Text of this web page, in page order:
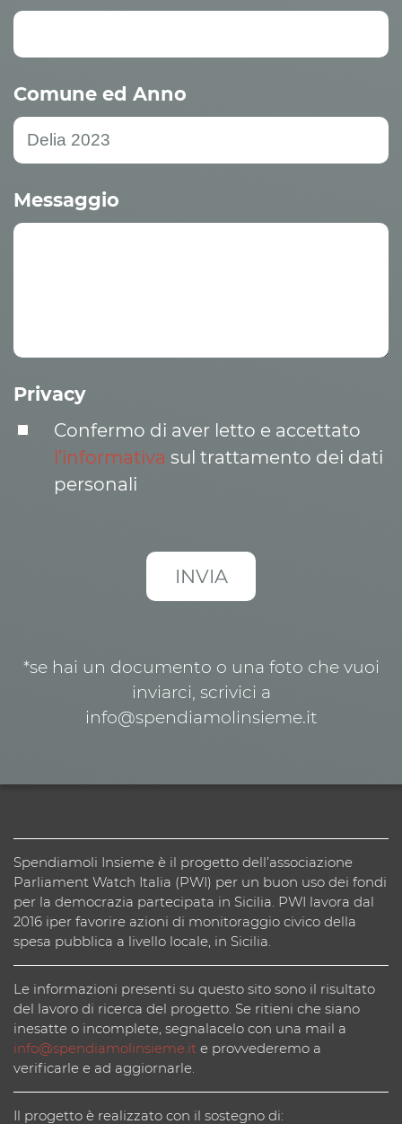
Comune ed Anno
Messaggio
Privacy
Confermo di aver letto e accettato
l’informativa sul trattamento dei dati
personali
*se hai un documento o una foto che vuoi
inviarci, scrivici a
info@spendiamolinsieme.it
Spendiamoli Insieme è il progetto dell’associazione
Parliament Watch Italia (PWI) per un buon uso dei fondi
per la democrazia partecipata in Sicilia. PWI lavora dal
2016 iper favorire azioni di monitoraggio civico della
spesa pubblica a livello locale, in Sicilia.
Le informazioni presenti su questo sito sono il risultato
del lavoro di ricerca del progetto. Se ritieni che siano
inesatte o incomplete, segnalacelo con una mail a
info@spendiamolinsieme.it e provvederemo a
verificarle e ad aggiornarle.
Il progetto è realizzato con il sostegno di: